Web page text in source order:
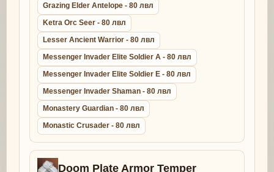
Grazing Elder Antelope - 80 лвл
Ketra Orc Seer - 80 лвл
Lesser Ancient Warrior - 80 лвл
Messenger Invader Elite Soldier A - 80 лвл
Messenger Invader Elite Soldier E - 80 лвл
Messenger Invader Shaman - 80 лвл
Monastery Guardian - 80 лвл
Monastic Crusader - 80 лвл
Doom Plate Armor Temper